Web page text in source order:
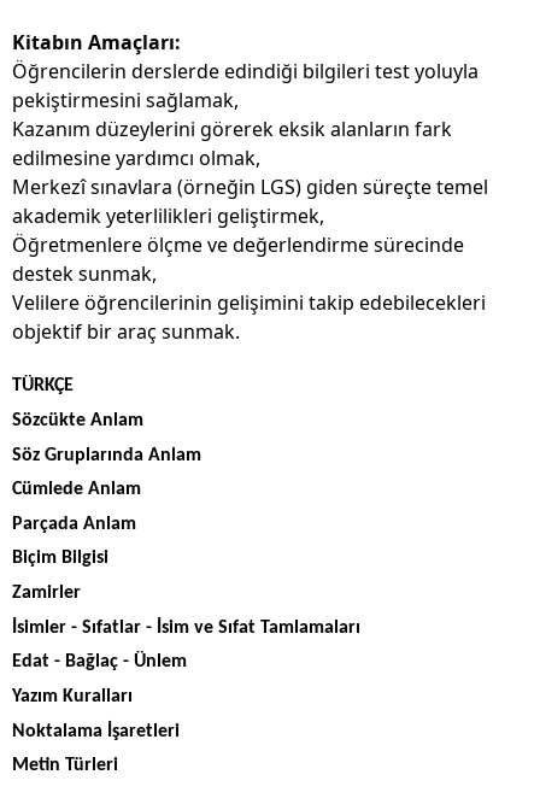
Kitabın Amaçları:
Öğrencilerin derslerde edindiği bilgileri test yoluyla
pekiştirmesini sağlamak,
Kazanım düzeylerini görerek eksik alanların fark
edilmesine yardımcı olmak,
Merkezî sınavlara (örneğin LGS) giden süreçte temel
akademik yeterlilikleri geliştirmek,
Öğretmenlere ölçme ve değerlendirme sürecinde
destek sunmak,
Velilere öğrencilerinin gelişimini takip edebilecekleri
objektif bir araç sunmak.
TÜRKÇE
Sözcükte Anlam
Söz Gruplarında Anlam
Cümlede Anlam
Parçada Anlam
Biçim Bilgisi
Zamirler
İsimler - Sıfatlar - İsim ve Sıfat Tamlamaları
Edat - Bağlaç - Ünlem
Yazım Kuralları
Noktalama İşaretleri
Metin Türleri